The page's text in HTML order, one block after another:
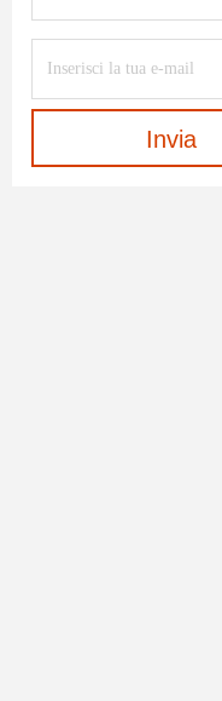
Invia